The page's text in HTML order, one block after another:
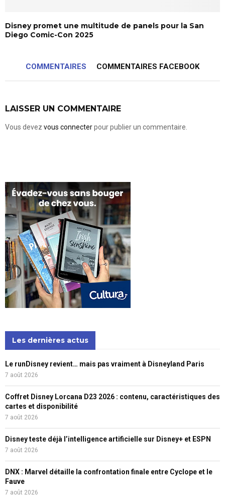
Disney promet une multitude de panels pour la San
Diego Comic-Con 2025
COMMENTAIRES COMMENTAIRES FACEBOOK
LAISSER UN COMMENTAIRE
Vous devez vous connecterpour publier un commentaire.
Les dernières actus
Le runDisney revient… mais pas vraiment à Disneyland Paris
7 août 2026
Coffret Disney Lorcana D23 2026 : contenu, caractéristiques des
cartes et disponibilité
7 août 2026
Disney teste déjà l’intelligence artificielle sur Disney+ et ESPN
7 août 2026
DNX : Marvel détaille la confrontation finale entre Cyclope et le
Fauve
7 août 2026